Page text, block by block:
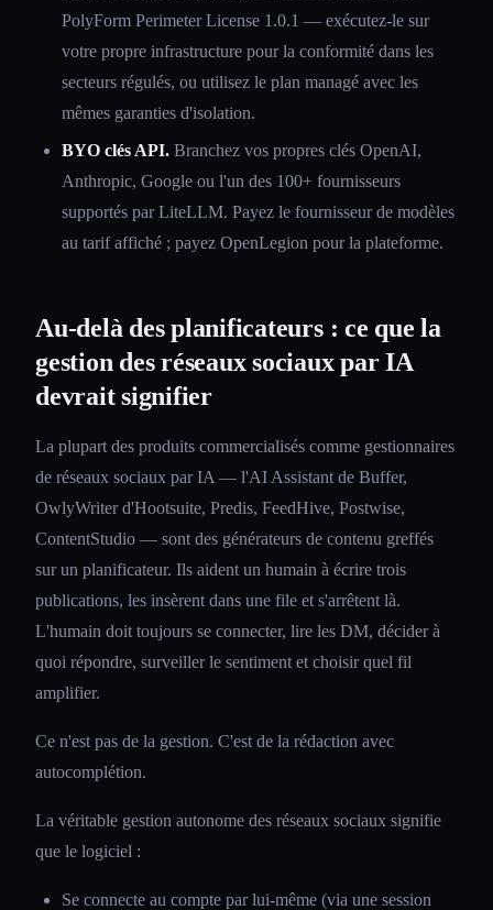
PolyForm Perimeter License 1.0.1 — exécutez-le sur
votre propre infrastructure pour la conformité dans les
secteurs régulés, ou utilisez le plan managé avec les
mêmes garanties d'isolation.
BYO clés API. Branchez vos propres clés OpenAI,
Anthropic, Google ou l'un des 100+ fournisseurs
supportés par LiteLLM. Payez le fournisseur de modèles
au tarif affiché ; payez OpenLegion pour la plateforme.
Au-delà des planificateurs : ce que la
gestion des réseaux sociaux par IA
devrait signifier
La plupart des produits commercialisés comme gestionnaires
de réseaux sociaux par IA — l'AI Assistant de Buffer,
OwlyWriter d'Hootsuite, Predis, FeedHive, Postwise,
ContentStudio — sont des générateurs de contenu greffés
sur un planificateur. Ils aident un humain à écrire trois
publications, les insèrent dans une file et s'arrêtent là.
L'humain doit toujours se connecter, lire les DM, décider à
quoi répondre, surveiller le sentiment et choisir quel fil
amplifier.
Ce n'est pas de la gestion. C'est de la rédaction avec
autocomplétion.
La véritable gestion autonome des réseaux sociaux signifie
que le logiciel :
Se connecte au compte par lui-même (via une session